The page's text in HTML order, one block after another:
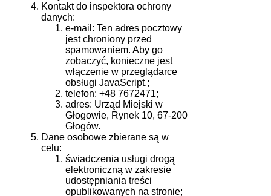
Kontakt do inspektora ochrony
danych:
e-mail: Ten adres pocztowy
jest chroniony przed
spamowaniem. Aby go
zobaczyć, konieczne jest
włączenie w przeglądarce
obsługi JavaScript.;
telefon: +48 7672471;
adres: Urząd Miejski w
Głogowie, Rynek 10, 67-200
Głogów.
Dane osobowe zbierane są w
celu:
świadczenia usługi drogą
elektroniczną w zakresie
udostępniania treści
opublikowanych na stronie;